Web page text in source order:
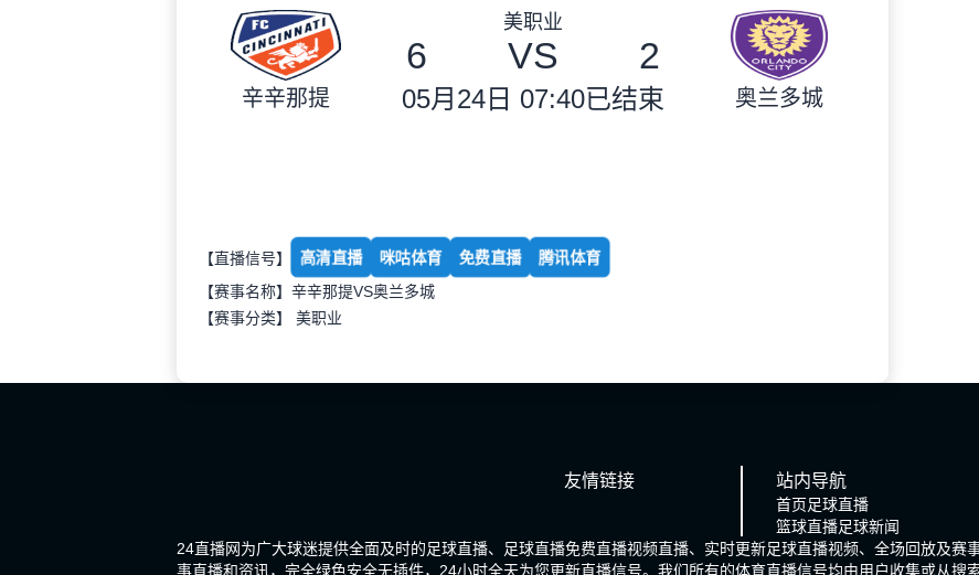
辛辛那提
美职业
6 VS 2
05月24日 07:40已结束 奥兰多城
【直播信号】 高清直播 咪咕体育 免费直播 腾讯体育
【赛事名称】辛辛那提VS奥兰多城
【赛事分类】 美职业
友情链接 站内导航
首页足球直播
篮球直播足球新闻
24直播网为广大球迷提供全面及时的足球直播、足球直播免费直播视频直播、实时更新足球直播视频、全场回放及赛
事直播和资讯，完全绿色安全无插件，24小时全天为您更新直播信号。我们所有的体育直播信号均由用户收集或从搜